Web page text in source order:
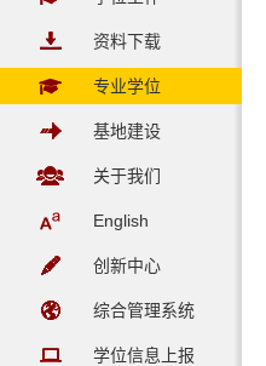
资料下载
专业学位
基地建设
关于我们
English
创新中心
综合管理系统
学位信息上报